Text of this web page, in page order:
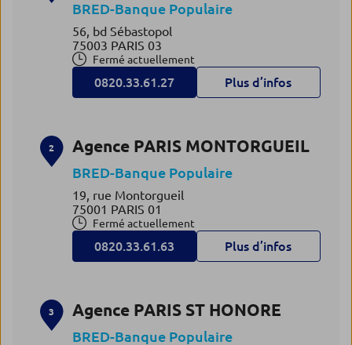
BRED-Banque Populaire
56, bd Sébastopol
75003 PARIS 03
Fermé actuellement
0820.33.61.27 Plus d’infos
2 Agence PARIS MONTORGUEIL
BRED-Banque Populaire
19, rue Montorgueil
75001 PARIS 01
Fermé actuellement
0820.33.61.63 Plus d’infos
3 Agence PARIS ST HONORE
BRED-Banque Populaire